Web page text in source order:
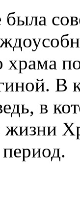
была
храма
В
в
жизни